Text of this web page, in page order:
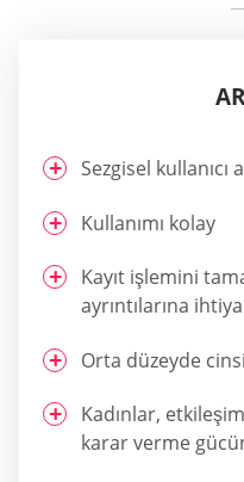
Sezgisel kullanıcı
Kullanımı kolay
Kayıt işlemini
ayrıntılarına
Orta düzeyde
Kadınlar,
karar verme